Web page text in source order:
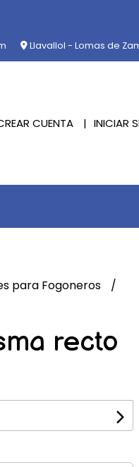
Llavallol - Lomas de
CUENTA INICIAR
para Fogoneros
recto